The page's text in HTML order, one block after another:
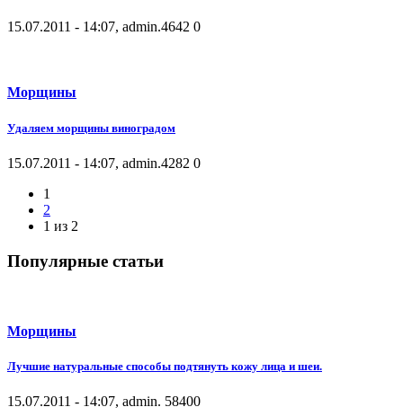
15.07.2011 - 14:07, admin.4642 0
Морщины
Удаляем морщины виноградом
15.07.2011 - 14:07, admin.4282 0
1
2
1 из 2
Популярные статьи
Морщины
Лучшие натуральные способы подтянуть кожу лица и шеи.
15.07.2011 - 14:07, admin. 58400